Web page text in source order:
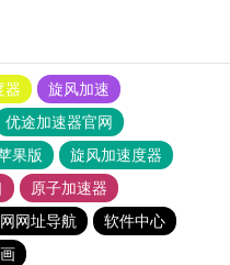
器
旋风加速
优途加速器官网
果版
旋风加速度器
原子加速器
网址导航
软件中心